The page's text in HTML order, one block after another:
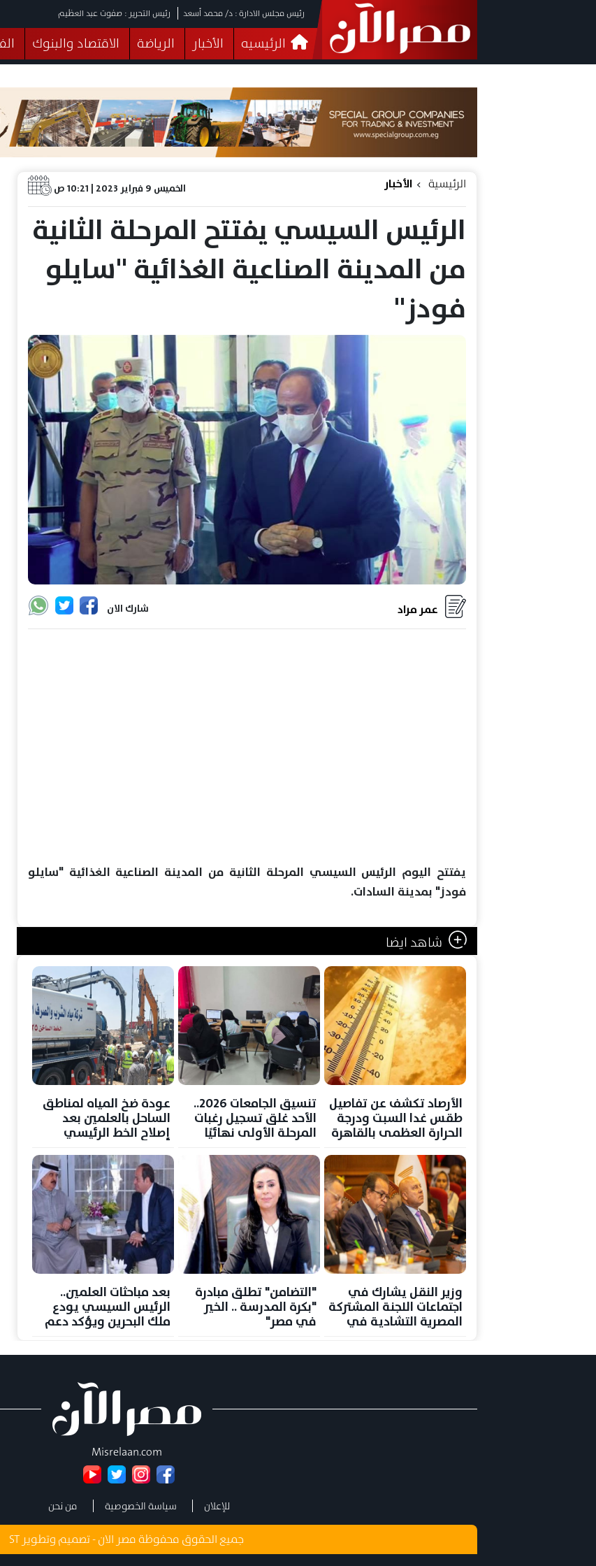
رئيس مجلس الادارة : د/ محمد أسعد رئيس التحرير : صفوت عبد العظيم
الرئيسيه الأخبار الرياضة الاقتصاد والبنوك
فيديوهات
البرلمان صحة الثقافة خدمات
الخميس 9 فبراير 2023 | 10:21 ص الرئيسية الأخبار
الرئيس السيسي يفتتح المرحلة الثانية
من المدينة الصناعية الغذائية "سايلو
فودز"
شارك الان عمر مراد
يفتتح اليوم الرئيس السيسي المرحلة الثانية من المدينة الصناعية الغذائية "سايلو
فودز" بمدينة السادات.
شاهد ايضا
الأرصاد تكشف عن تفاصيل
طقس غدا السبت ودرجة
الحرارة العظمى بالقاهرة
تنسيق الجامعات 2026..
الأحد غلق تسجيل رغبات
المرحلة الأولى نهائيًا
عودة ضخ المياه لمناطق
الساحل بالعلمين بعد
إصلاح الخط الرئيسي
وزير النقل يشارك في
اجتماعات اللجنة المشتركة
المصرية التشادية في
"التضامن" تطلق مبادرة
"بكرة المدرسة .. الخير
في مصر"
بعد مباحثات العلمين..
الرئيس السيسي يودع
ملك البحرين ويؤكد دعم
Misrelaan.com
للإعلان سياسة الخصوصية من نحن
جميع الحقوق محفوظة مصر الان - تصميم وتطوير ST